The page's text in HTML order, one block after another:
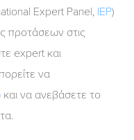
Expert Panel, IEP)
προτάσεων στις
expert και
να
και να ανεβάσετε το